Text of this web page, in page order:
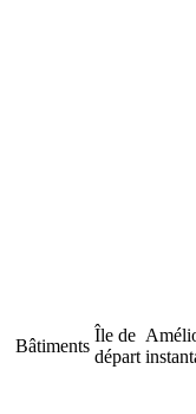
Bâtiments
Île de
départ